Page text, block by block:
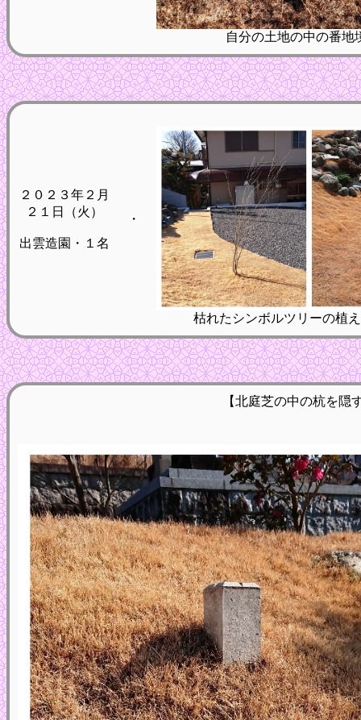
自分の土地の中の番地
２０２３年２月
２１日（火）
出雲造園・１名
・
枯れたシンボルツリーの植
【北庭芝の中の杭を